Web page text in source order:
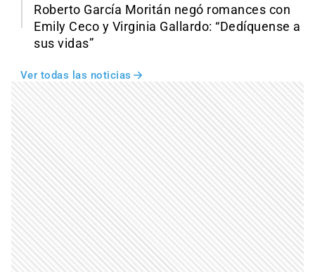
Roberto García Moritán negó romances con
Emily Ceco y Virginia Gallardo: “Dedíquense a
sus vidas”
Ver todas las noticias